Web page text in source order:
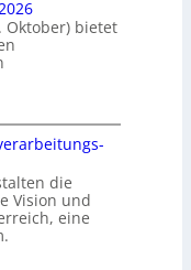
Oktober) bietet
die
Vision und
eine